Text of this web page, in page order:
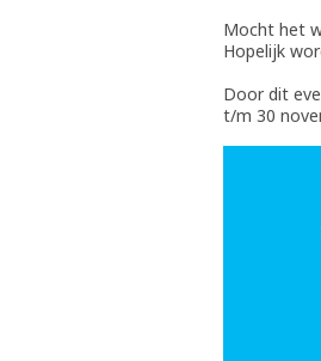
Mocht het
Hopelijk
Door dit
t/m 30